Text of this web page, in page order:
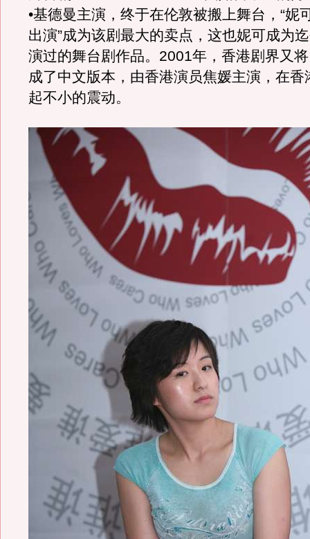
•基德曼主演，终于在伦敦被搬上舞台，“妮
出演”成为该剧最大的卖点，这也妮可成为
演过的舞台剧作品。2001年，香港剧界又
成了中文版本，由香港演员焦媛主演，在香
起不小的震动。